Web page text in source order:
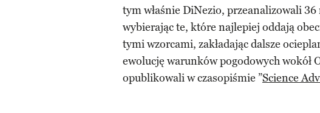
tym właśnie DiNezio, przeanalizowali
wybierając te, które najlepiej oddają
tymi wzorcami, zakładając dalsze
ewolucję warunków pogodowych wokół
opublikowali w czasopiśmie ”Science